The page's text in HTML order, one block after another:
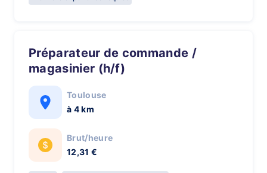
Préparateur de commande /
magasinier (h/f)
Toulouse
à 4 km
Brut/heure
12,31 €